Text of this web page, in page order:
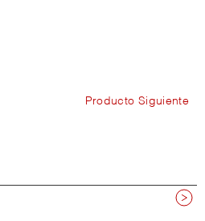
Producto Siguiente